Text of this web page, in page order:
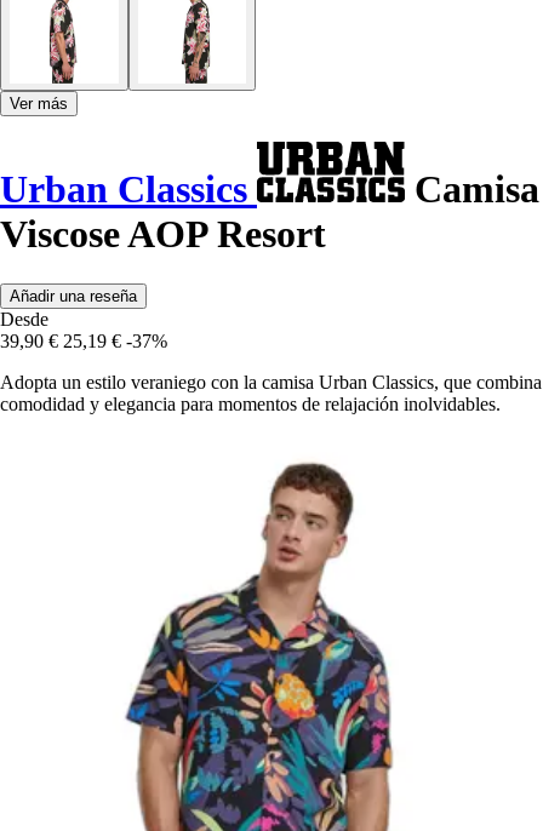
Ver más
Urban Classics
Camisa
Viscose AOP Resort
Añadir una reseña
Desde
39,90 € 25,19 € -37%
Adopta un estilo veraniego con la camisa Urban Classics, que combina
comodidad y elegancia para momentos de relajación inolvidables.